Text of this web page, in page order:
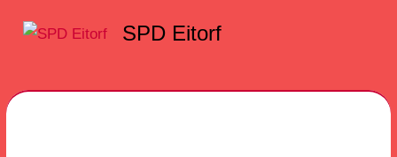
Inhalt
SPD Eitorf